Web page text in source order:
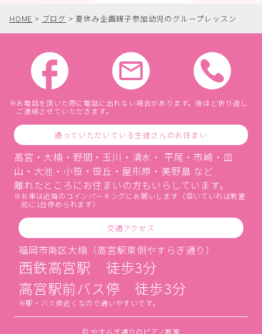
HOME > ブログ > 夏休み企画親子参加幼児のグループレッスン
お電話を頂いた際に電話に出れない場合があります。後ほど折り返し
ご連絡させていただきます。
通っていただいている生徒さんのお住まい
高宮・大楠・野間・玉川・清水・ 平尾・市崎・皿
山・大池・小笹・笹丘・屋形原・美野島 など
離れたところにお住まいの方もいらしています。
お車は近隣のコインパーキングにお願いします（空いていれば教室
前に1台停められます）
交通アクセス
福岡市南区大楠（高宮駅東側やすらぎ通り）
西鉄高宮駅 徒歩3分
高宮駅前バス停 徒歩3分
駅・バス停近くなので通いやすいです。
© やすらぎ通りのピアノ教室